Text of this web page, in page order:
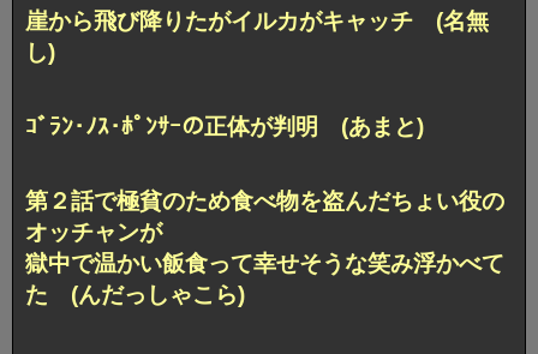
崖から飛び降りたがイルカがキャッチ (名無
し)
ｺﾞﾗﾝ･ﾉｽ･ﾎﾟﾝｻｰの正体が判明 (あまと)
第２話で極貧のため食べ物を盗んだちょい役の
オッチャンが
獄中で温かい飯食って幸せそうな笑み浮かべて
た (んだっしゃこら)